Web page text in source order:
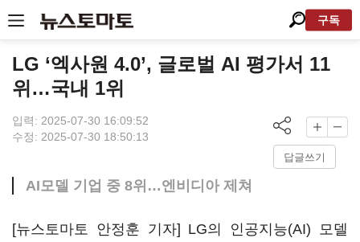
구독
LG ‘엑사원 4.0’, 글로벌 AI 평가서 11
위…국내 1위
입력: 2025-07-30 16:09:52
수정: 2025-07-30 18:50:13
답글쓰기
AI모델 기업 중 8위…엔비디아 제쳐
[뉴스토마토 안정훈 기자] LG의 인공지능(AI) 모델